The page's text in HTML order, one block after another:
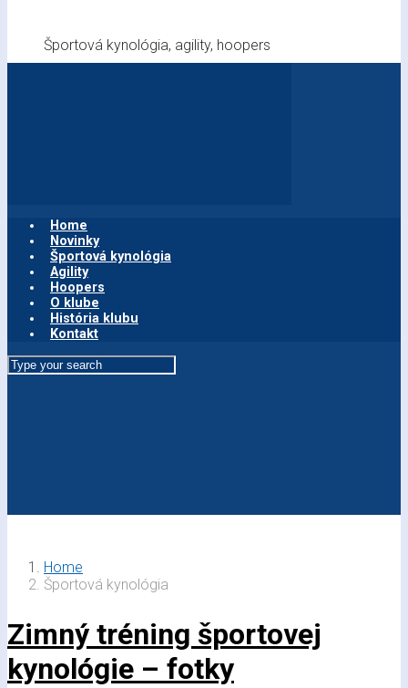
Športová kynológia, agility, hoopers
Home
Novinky
Športová kynológia
Agility
Hoopers
O klube
História klubu
Kontakt
Home
Športová kynológia
Zimný tréning športovej
kynológie – fotky